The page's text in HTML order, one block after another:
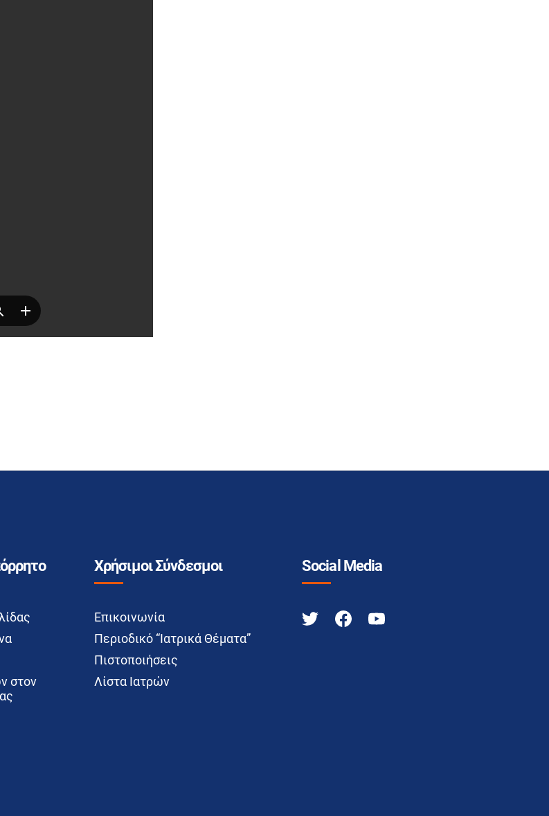
στον
Χρήσιμοι Σύνδεσμοι
Επικοινωνία
Περιοδικό “Ιατρικά Θέματα”
Πιστοποιήσεις
Λίστα Ιατρών
Social Media